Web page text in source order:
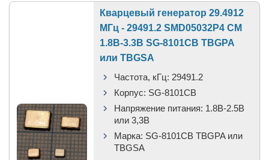
Кварцевый генератор 29.4912
МГц - 29491.2 SMD05032P4 CM
1.8В-3.3В SG-8101CB TBGPA
или TBGSA
Частота, кГц: 29491.2
Корпус: SG-8101CB
Напряжение питания: 1.8В-2.5B
или 3,3B
Марка: SG-8101CB TBGPA или
TBGSA